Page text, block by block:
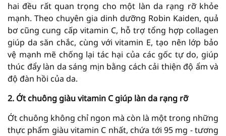
hai đều rất quan trọng cho một làn da rạng rỡ khỏe
mạnh. Theo chuyên gia dinh dưỡng Robin Kaiden, quả
bơ cũng cung cấp vitamin C, hỗ trợ tổng hợp collagen
giúp da săn chắc, cùng với vitamin E, tạo nên lớp bảo
vệ mạnh mẽ chống lại tác hại của các gốc tự do, giúp
thúc đẩy làn da sáng mịn bằng cách cải thiện độ ẩm và
độ đàn hồi của da.
2. Ớt chuông giàu vitamin C giúp làn da rạng rỡ
Ớt chuông không chỉ ngon mà còn là một trong những
thực phẩm giàu vitamin C nhất, chứa tới 95 mg - tương